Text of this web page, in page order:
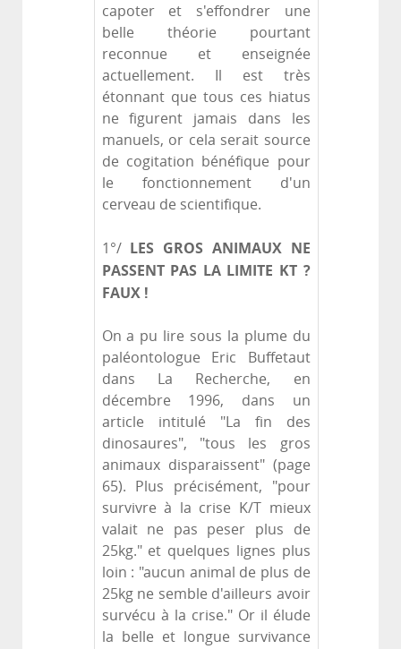
capoter et s'effondrer une
belle théorie pourtant
reconnue et enseignée
actuellement. Il est très
étonnant que tous ces hiatus
ne figurent jamais dans les
manuels, or cela serait source
de cogitation bénéfique pour
le fonctionnement d'un
cerveau de scientifique.
1°/ LES GROS ANIMAUX NE
PASSENT PAS LA LIMITE KT ?
FAUX !
On a pu lire sous la plume du
paléontologue Eric Buffetaut
dans La Recherche, en
décembre 1996, dans un
article intitulé "La fin des
dinosaures", "tous les gros
animaux disparaissent" (page
65). Plus précisément, "pour
survivre à la crise K/T mieux
valait ne pas peser plus de
25kg." et quelques lignes plus
loin : "aucun animal de plus de
25kg ne semble d'ailleurs avoir
survécu à la crise." Or il élude
la belle et longue survivance